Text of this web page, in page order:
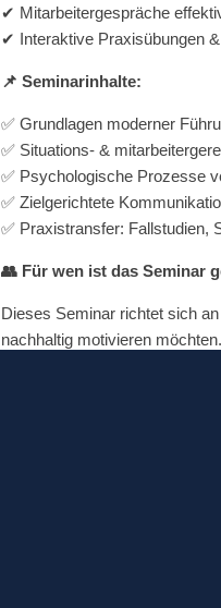
✔ Mitarbeitergespräche
✔ Interaktive Praxisübungen
📌 Seminarinhalte:
✅ Grundlagen moderner
✅ Situations- &
✅ Psychologische Prozesse
✅ Zielgerichtete
✅ Praxistransfer: Fallstudien,
👥 Für wen ist das Seminar
Dieses Seminar richtet sich
nachhaltig motivieren möchten.